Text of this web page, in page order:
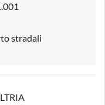
stradali